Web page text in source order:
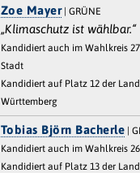
Zoe Mayer| GRÜNE
„Klimaschutz ist wählbar.“
Kandidiert auch im Wahlkreis
Stadt
Kandidiert auf Platz 12 der
Württemberg
Tobias Björn Bacherle |
Kandidiert auch im Wahlkreis
Kandidiert auf Platz 13 der